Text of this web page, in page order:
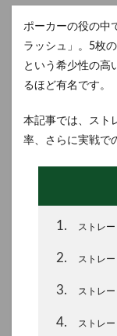
ポーカーの役の中
ラッシュ」。5枚
という希少性の高
るほど有名です。
本記事では、スト
率、さらに実戦で
1 ストレ
2 ストレ
3 ストレ
4 ストレ